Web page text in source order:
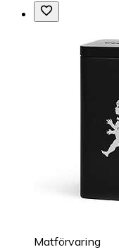
Matförvaring